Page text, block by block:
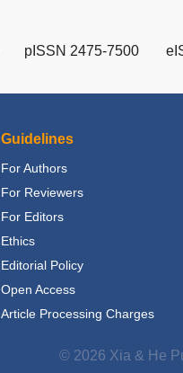
pISSN 2475-7500
Guidelines
For Authors
For Reviewers
For Editors
Ethics
Editorial Policy
Open Access
Article Processing Charges
© 2026 Xia & He